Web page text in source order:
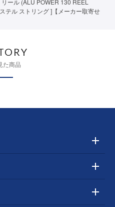
ール (ALU POWER 130 REEL
テル ストリング ]【メーカー取寄せ
た商品